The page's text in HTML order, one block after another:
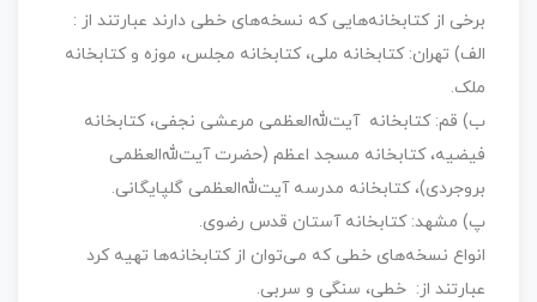
برخی از کتابخانه‌هایی که نسخه‌های خطی دارند عبارتند از :
الف) تهران: کتابخانه ملی، کتابخانه مجلس، موزه و کتابخانه
ملک.
ب) قم: کتابخانه آیت‌ﷲ‌العظمی مرعشی نجفی، کتابخانه
فیضیه، کتابخانه مسجد اعظم (حضرت‌ آیت‌ﷲ‌العظمی
بروجردی)، کتابخانه مدرسه آیت‌ﷲ‌العظمی گلپایگانی.
پ) مشهد: کتابخانه آستان قدس رضوی.
انواع نسخه‌های خطی که می‌توان از کتابخانه‌ها تهیه کرد
عبارتند از: خطی، سنگی و سربی.